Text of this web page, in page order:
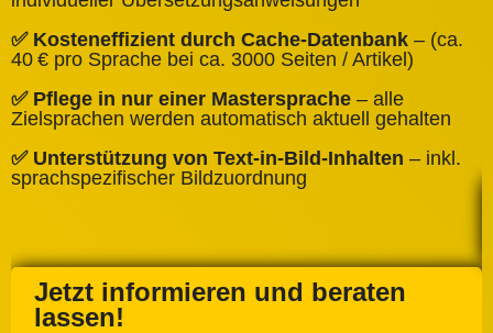
✅ Kosteneffizient durch Cache‑Datenbank – (ca.
40 € pro Sprache bei ca. 3000 Seiten / Artikel)
✅ Pflege in nur einer Mastersprache – alle
Zielsprachen werden automatisch aktuell gehalten
✅ Unterstützung von Text‑in‑Bild‑Inhalten – inkl.
sprachspezifischer Bildzuordnung
Jetzt informieren und beraten
lassen!